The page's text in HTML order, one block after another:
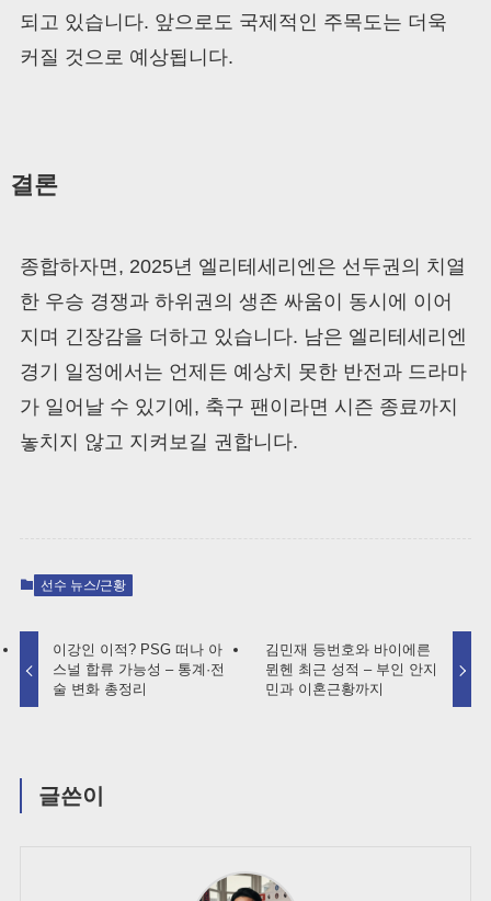
되고 있습니다. 앞으로도 국제적인 주목도는 더욱
커질 것으로 예상됩니다.
결론
종합하자면, 2025년 엘리테세리엔은 선두권의 치열
한 우승 경쟁과 하위권의 생존 싸움이 동시에 이어
지며 긴장감을 더하고 있습니다. 남은 엘리테세리엔
경기 일정에서는 언제든 예상치 못한 반전과 드라마
가 일어날 수 있기에, 축구 팬이라면 시즌 종료까지
놓치지 않고 지켜보길 권합니다.
선수 뉴스/근황
이강인 이적? PSG 떠나 아
스널 합류 가능성 – 통계·전
술 변화 총정리
김민재 등번호와 바이에른
뮌헨 최근 성적 – 부인 안지
민과 이혼근황까지
글쓴이